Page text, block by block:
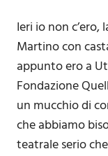
Ieri io non
Martino con
appunto ero a
Fondazione
un mucchio di
che abbiamo
teatrale serio